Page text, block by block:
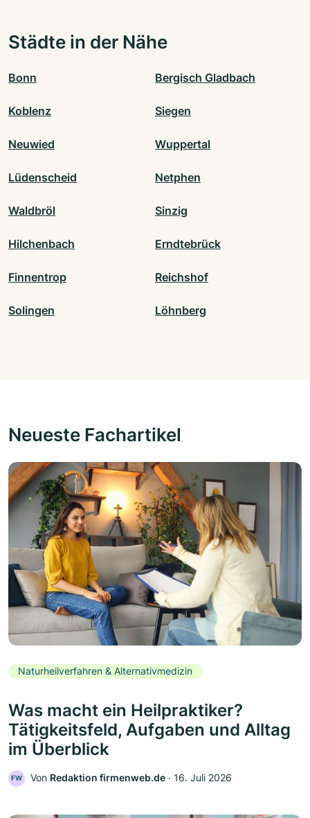
Städte in der Nähe
Bonn Bergisch Gladbach
Koblenz Siegen
Neuwied Wuppertal
Lüdenscheid Netphen
Waldbröl Sinzig
Hilchenbach Erndtebrück
Finnentrop Reichshof
Solingen Löhnberg
Neueste Fachartikel
Naturheilverfahren & Alternativmedizin
Was macht ein Heilpraktiker?
Tätigkeitsfeld, Aufgaben und Alltag
im Überblick
FW Von Redaktion firmenweb.de ‧ 16. Juli 2026